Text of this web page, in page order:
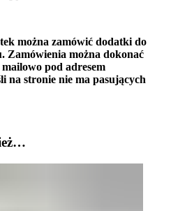
można zamówić dodatki do
Zamówienia można dokonać
pod adresem
na stronie nie ma pasujących